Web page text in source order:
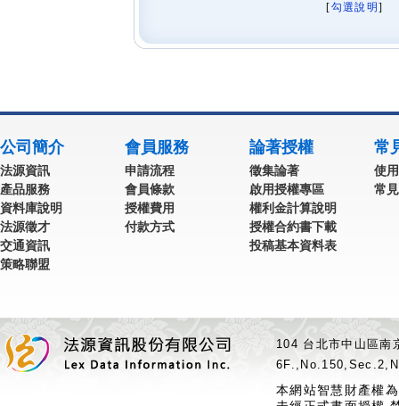
[勾選說明 ]
公司簡介
法源資訊
產品服務
資料庫說明
法源徵才
交通資訊
策略聯盟
會員服務
申請流程
會員條款
授權費用
付款方式
論著授權
徵集論著
啟用授權專區
權利金計算說明
授權合約書下載
投稿基本資料表
常
使
常
104 台北市中山區
本網站智慧財產權